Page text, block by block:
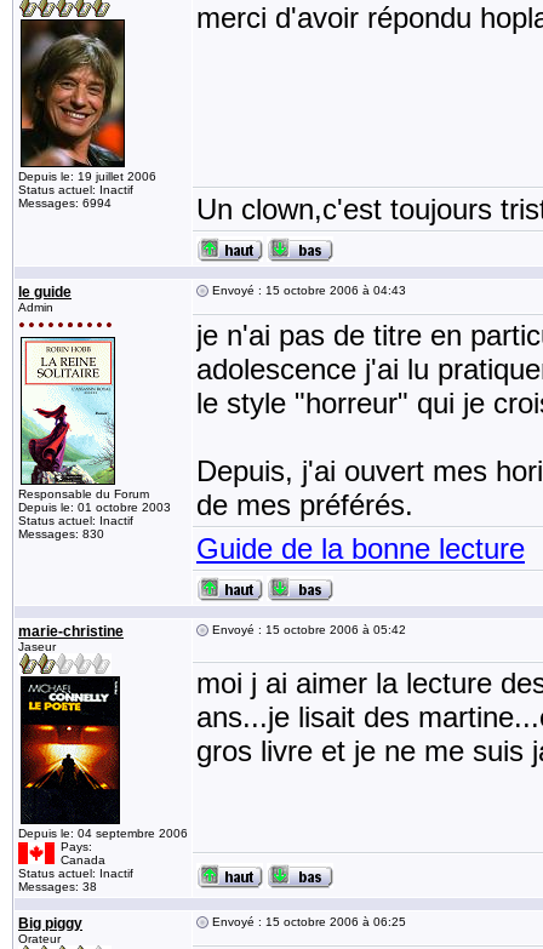
Depuis le: 19 juillet 2006
Status actuel: Inactif
Messages: 6994
merci d'avoir répondu
Un clown,c'est toujours
le guide
Admin
Responsable du Forum
Depuis le: 01 octobre 2003
Status actuel: Inactif
Messages: 830
Envoyé : 15 octobre 2006 à 04:43
je n'ai pas de titre en
adolescence j'ai lu
le style "horreur" qui je
Depuis, j'ai ouvert mes
de mes préférés.
Guide de la bonne lecture
marie-christine
Jaseur
Depuis le: 04 septembre 2006
Pays:
Canada
Status actuel: Inactif
Messages: 38
Envoyé : 15 octobre 2006 à 05:42
moi j ai aimer la lecture
ans...je lisait des
gros livre et je ne me suis
Big piggy
Orateur
Envoyé : 15 octobre 2006 à 06:25